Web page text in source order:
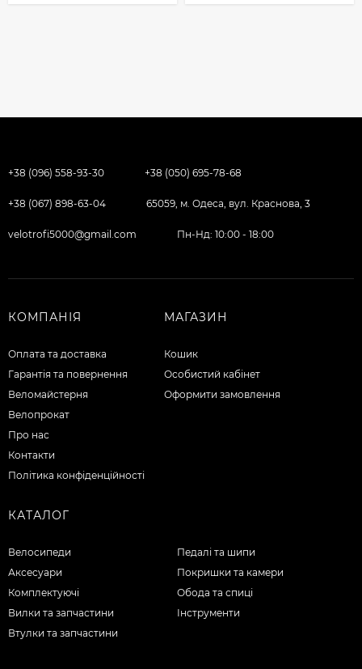
+38 (096) 558-93-30 +38 (050) 695-78-68
+38 (067) 898-63-04 65059, м. Одеса, вул. Краснова, 3
velotrofi5000@gmail.com Пн-Нд: 10:00 - 18:00
КОМПАНІЯ
Оплата та доставка
Гарантія та повернення
Веломайстерня
Велопрокат
Про нас
Контакти
Політика конфіденційності
МАГАЗИН
Кошик
Особистий кабінет
Оформити замовлення
КАТАЛОГ
Велосипеди
Аксесуари
Комплектуючі
Вилки та запчастини
Втулки та запчастини
Педалі та шипи
Покришки та камери
Обода та спиці
Інструменти